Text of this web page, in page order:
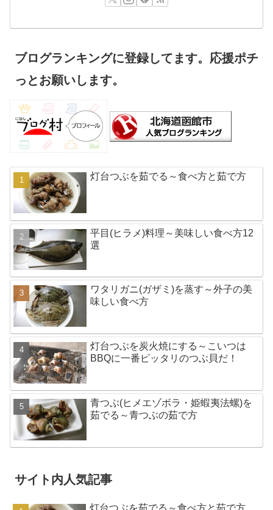
ブログランキングに登録してます。応援ポチ
っとお願いします。
灯台つぶを茹でる～食べ方と茹で方
平目(ヒラメ)料理～美味しい食べ方12
選
ワタリガニ(ガザミ)を蒸す～外子の美
味しい食べ方
灯台つぶを炭火焼にする～こいつは
BBQに一番ピッタリのつぶ貝だ！
青つぶ(ヒメエゾボラ・姫蝦夷法螺)を
茹でる～青つぶの茹で方
サイト内人気記事